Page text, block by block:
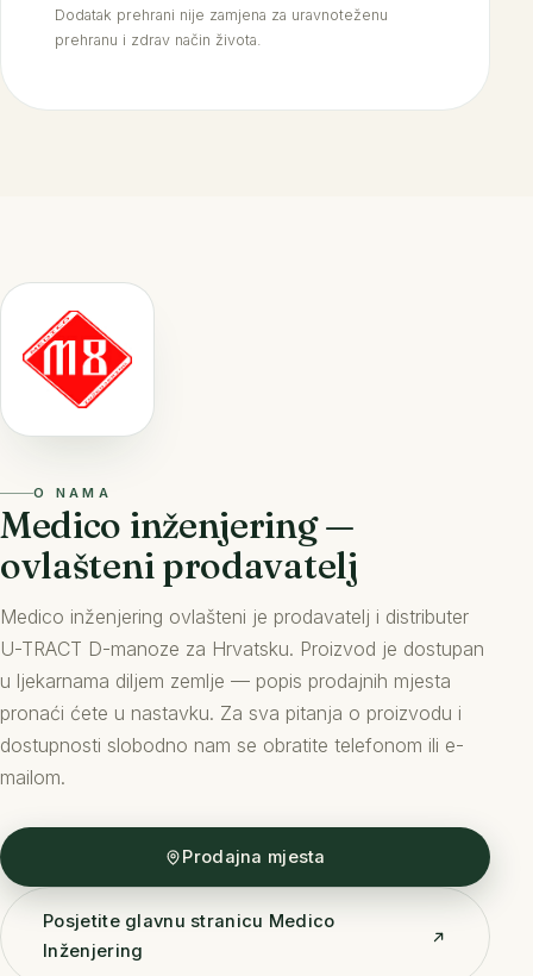
Dodatak prehrani nije zamjena za uravnoteženu
prehranu i zdrav način života.
O NAMA
Medico inženjering —
ovlašteni prodavatelj
Medico inženjering ovlašteni je prodavatelj i distributer
U-TRACT D-manoze za Hrvatsku. Proizvod je dostupan
u ljekarnama diljem zemlje — popis prodajnih mjesta
pronaći ćete u nastavku. Za sva pitanja o proizvodu i
dostupnosti slobodno nam se obratite telefonom ili e-
mailom.
Prodajna mjesta
Posjetite glavnu stranicu Medico
Inženjering